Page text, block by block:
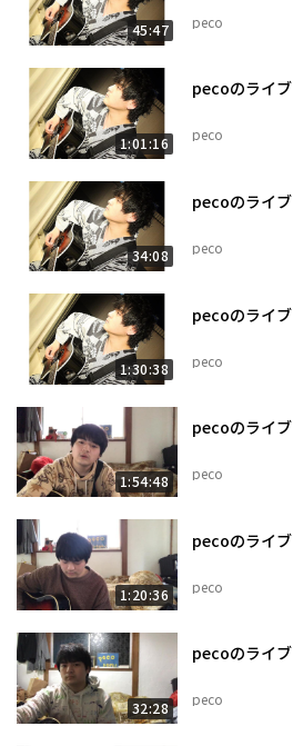
45:47 peco
1:01:16
pecoのライブ
peco
34:08
pecoのライブ
peco
1:30:38
pecoのライブ
peco
1:54:48
pecoのライブ
peco
1:20:36
pecoのライブ
peco
32:28
pecoのライブ
peco